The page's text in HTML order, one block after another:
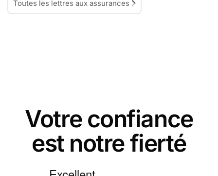
Toutes les lettres aux assurances
Votre confiance
est notre fierté